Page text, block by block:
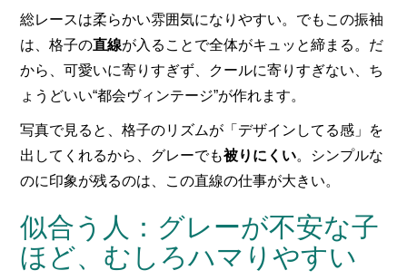
総レースは柔らかい雰囲気になりやすい。でもこの振袖
は、格子の直線が入ることで全体がキュッと締まる。だ
から、可愛いに寄りすぎず、クールに寄りすぎない、ち
ょうどいい“都会ヴィンテージ”が作れます。
写真で見ると、格子のリズムが「デザインしてる感」を
出してくれるから、グレーでも被りにくい。シンプルな
のに印象が残るのは、この直線の仕事が大きい。
似合う人：グレーが不安な子
ほど、むしろハマりやすい